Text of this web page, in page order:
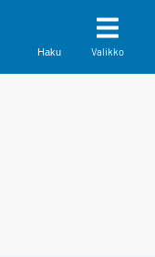
Haku Valikko